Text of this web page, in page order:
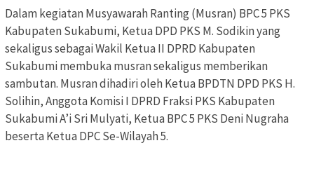
Dalam kegiatan Musyawarah Ranting (Musran) BPC 5 PKS
Kabupaten Sukabumi, Ketua DPD PKS M. Sodikin yang
sekaligus sebagai Wakil Ketua II DPRD Kabupaten
Sukabumi membuka musran sekaligus memberikan
sambutan. Musran dihadiri oleh Ketua BPDTN DPD PKS H.
Solihin, Anggota Komisi I DPRD Fraksi PKS Kabupaten
Sukabumi A’i Sri Mulyati, Ketua BPC 5 PKS Deni Nugraha
beserta Ketua DPC Se-Wilayah 5.